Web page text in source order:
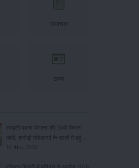
समाचार
अन्य
लाड़ली बहना योजना की 36वीं किस्त
जारी, करोड़ों महिलाओं के खातों में पहुंचे
1500 रुपये
16-May-2026